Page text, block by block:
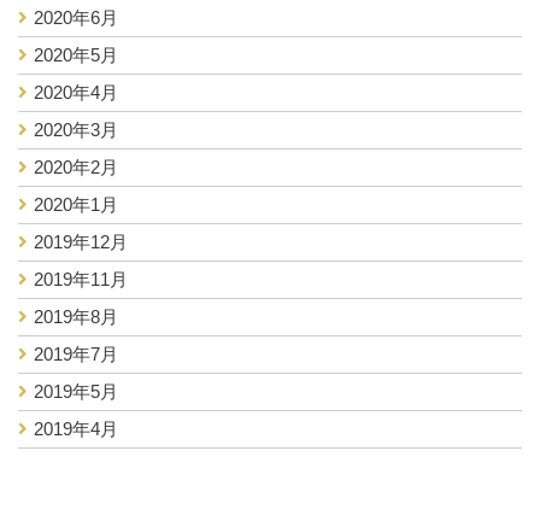
2020年6月
2020年5月
2020年4月
2020年3月
2020年2月
2020年1月
2019年12月
2019年11月
2019年8月
2019年7月
2019年5月
2019年4月